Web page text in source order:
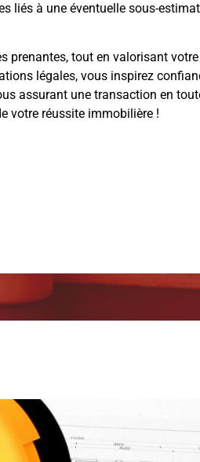
liés à une éventuelle sous-
prenantes, tout en valorisant
légales, vous inspirez
assurant une transaction en
votre réussite immobilière !